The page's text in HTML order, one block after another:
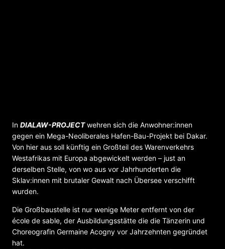
In DIALAW-PROJECTwehren sich die Anwohner:innen
gegen ein Mega-Neoliberales Hafen-Bau-Projekt bei Dakar.
Von hier aus soll künftig ein Großteil des Warenverkehrs
Westafrikas mit Europa abgewickelt werden – just an
derselben Stelle, von wo aus vor Jahrhunderten die
Sklav:innen mit brutaler Gewalt nach Übersee verschifft
wurden.
Die Großbaustelle ist nur wenige Meter entfernt von der
école de sable, der Ausbildungsstätte die die Tänzerin und
Choreografin Germaine Acogny vor Jahrzehnten gegründet
hat.